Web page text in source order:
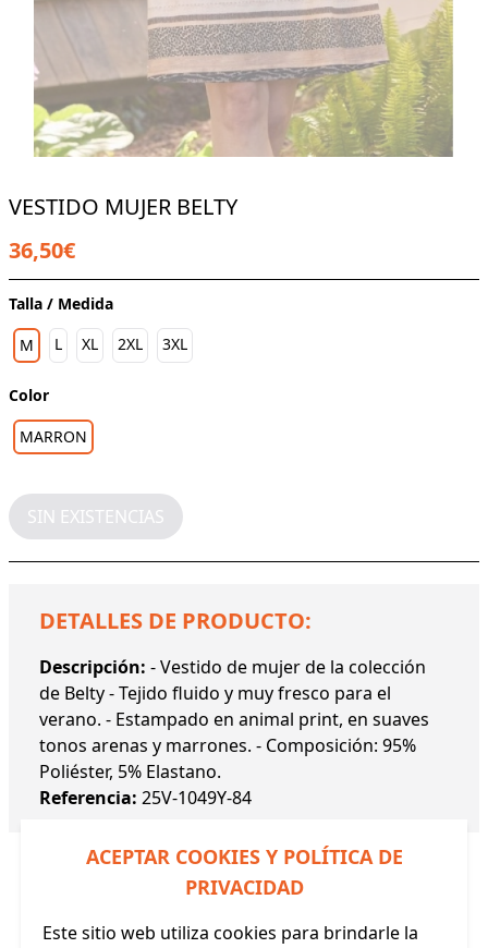
VESTIDO MUJER BELTY
36,50€
Talla / Medida
M
L XL 2XL 3XL
Color
MARRON
SIN EXISTENCIAS
DETALLES DE PRODUCTO:
Descripción: - Vestido de mujer de la colección
de Belty - Tejido fluido y muy fresco para el
verano. - Estampado en animal print, en suaves
tonos arenas y marrones. - Composición: 95%
Poliéster, 5% Elastano.
Referencia: 25V-1049Y-84
ACEPTAR COOKIES Y POLÍTICA DE
PRIVACIDAD
Este sitio web utiliza cookies para brindarle la